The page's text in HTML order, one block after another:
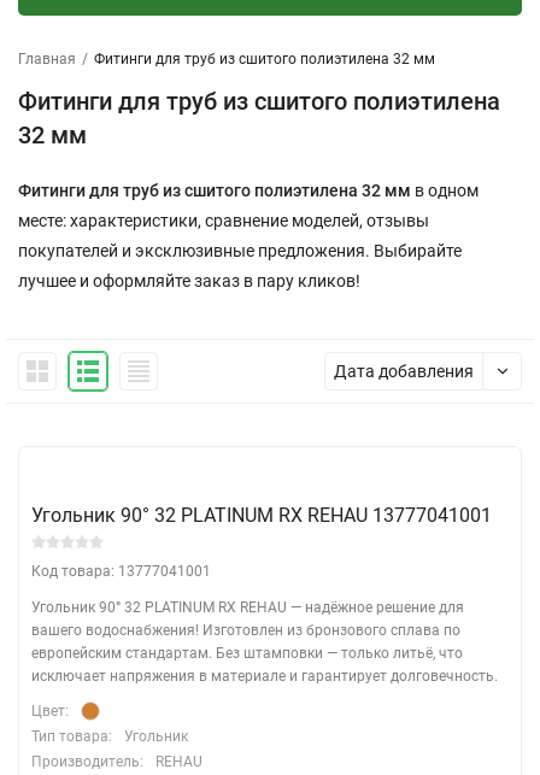
Главная / Фитинги для труб из сшитого полиэтилена 32 мм
Фитинги для труб из сшитого полиэтилена
32 мм
Фитинги для труб из сшитого полиэтилена 32 мм в одном
месте: характеристики, сравнение моделей, отзывы
покупателей и эксклюзивные предложения. Выбирайте
лучшее и оформляйте заказ в пару кликов!
Дата добавления
Угольник 90° 32 PLATINUM RX REHAU 13777041001
Код товара: 13777041001
Угольник 90° 32 PLATINUM RX REHAU — надёжное решение для
вашего водоснабжения! Изготовлен из бронзового сплава по
европейским стандартам. Без штамповки — только литьё, что
исключает напряжения в материале и гарантирует долговечность.
Цвет:
Тип товара:
Угольник
Производитель:
REHAU